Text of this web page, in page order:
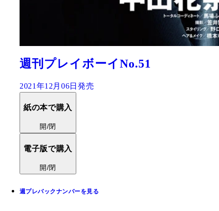
週刊プレイボーイNo.51
2021年12月06日発売
紙の本で購入
開/閉
電子版で購入
開/閉
週プレバックナンバーを見る